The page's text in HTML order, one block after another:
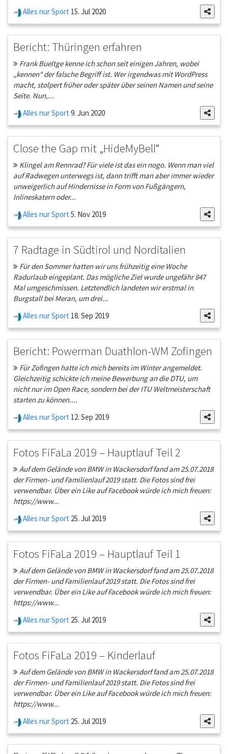
Alles nur Sport 15. Jul 2020
Bericht: Thüringen erfahren
Frank Bueltge kenne ich schon seit einigen Jahren, wobei
„kennen“ der falsche Begriff ist. Wer irgendwas mit WordPress
macht, stolpert früher oder später über seinen Namen und seine
Seite. Nun,...
Alles nur Sport 9. Jun 2020
Close the Gap mit „HideMyBell“
Klingel am Rennrad? Für viele ist das ein nogo. Wenn man viel
auf Radwegen unterwegs ist, dann trifft man aber immer wieder
unweigerlich auf Hindernisse in Form von Fußgängern,
Inlineskatern oder...
Alles nur Sport 5. Nov 2019
7 Radtage in Südtirol und Norditalien
Für den Sommer hatten wir uns frühzeitig eine Woche
Radurlaub eingeplant. Das mögliche Ziel wurde ungefähr 847
Mal umgeschmissen. Letztendlich landeten wir erstmal in
Burgstall bei Meran, um drei...
Alles nur Sport 18. Sep 2019
Bericht: Powerman Duathlon-WM Zofingen
Für Zofingen hatte ich mich bereits im Winter angemeldet.
Gleichzeitig schickte ich meine Bewerbung an die DTU, um
nicht nur im Open Race, sondern bei der ITU Weltmeisterschaft
starten zu können....
Alles nur Sport 12. Sep 2019
Fotos FiFaLa 2019 – Hauptlauf Teil 2
Auf dem Gelände von BMW in Wackersdorf fand am 25.07.2018
der Firmen- und Familienlauf 2019 statt. Die Fotos sind frei
verwendbar. Über ein Like auf Facebook würde ich mich freuen:
https://www...
Alles nur Sport 25. Jul 2019
Fotos FiFaLa 2019 – Hauptlauf Teil 1
Auf dem Gelände von BMW in Wackersdorf fand am 25.07.2018
der Firmen- und Familienlauf 2019 statt. Die Fotos sind frei
verwendbar. Über ein Like auf Facebook würde ich mich freuen:
https://www...
Alles nur Sport 25. Jul 2019
Fotos FiFaLa 2019 – Kinderlauf
Auf dem Gelände von BMW in Wackersdorf fand am 25.07.2018
der Firmen- und Familienlauf 2019 statt. Die Fotos sind frei
verwendbar. Über ein Like auf Facebook würde ich mich freuen:
https://www...
Alles nur Sport 25. Jul 2019